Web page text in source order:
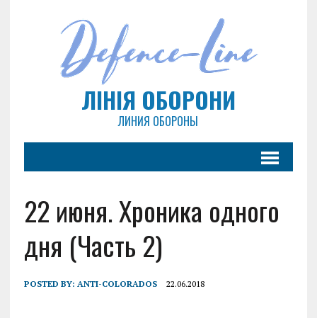
ЛІНІЯ ОБОРОНИ
ЛИНИЯ ОБОРОНЫ
22 июня. Хроника одного
дня (Часть 2)
POSTED BY: ANTI-COLORADOS 22.06.2018